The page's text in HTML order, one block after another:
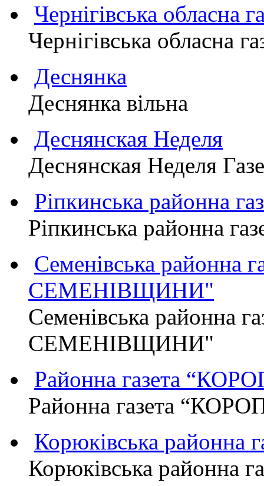
Чернігівська обласна
Чернігівська обласна
Деснянка
Деснянка вільна
Деснянская Неделя
Деснянская Неделя
Ріпкинська районна
Ріпкинська районна
Семенівська районна
СЕМЕНІВЩИНИ"
Семенівська районна
СЕМЕНІВЩИНИ"
Районна газета
Районна газета
Корюківська районна
Корюківська районна